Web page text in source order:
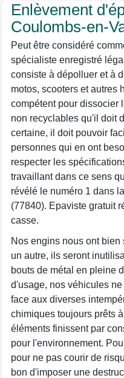
Enlèvement
Coulombs-en-
Peut être considéré
spécialiste enregistré
consiste à dépolluer et à
motos, scooters et autres
compétent pour dissocier
non recyclables qu'il doit
certaine, il doit pouvoir
personnes qui en ont
respecter les
travaillant dans ce sens
révélé le numéro 1 dans
(77840). Epaviste gratuit
casse.
Nos engins nous ont bien
un autre, ils seront
bouts de métal en pleine
d'usage, nos véhicules
face aux diverses
chimiques toujours prêts
éléments finissent par
pour l'environnement.
pour ne pas courir de
bon d'imposer une